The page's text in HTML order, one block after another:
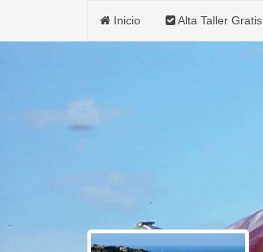
Inicio Alta Taller Gratis